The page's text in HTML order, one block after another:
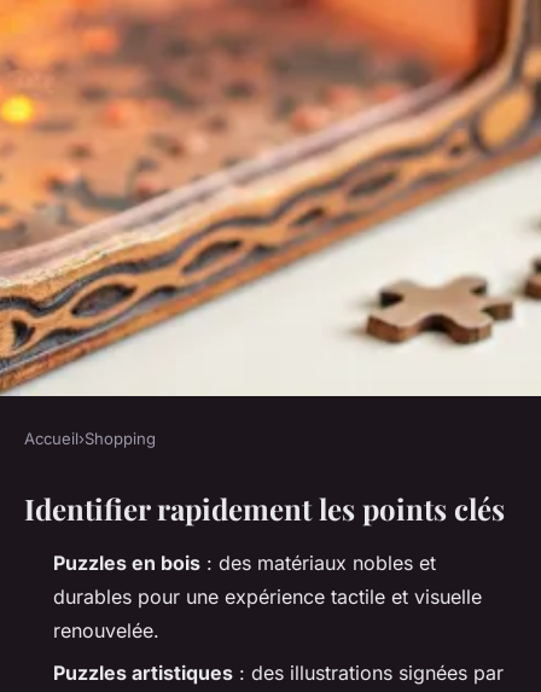
SHOPPING
Top raisons de choisir un
puzzle original au lieu d'un
traditionnel
Accueil›Shopping
Identifier rapidement les points clés
Puzzles en bois : des matériaux nobles et
durables pour une expérience tactile et visuelle
renouvelée.
Puzzles artistiques : des illustrations signées par